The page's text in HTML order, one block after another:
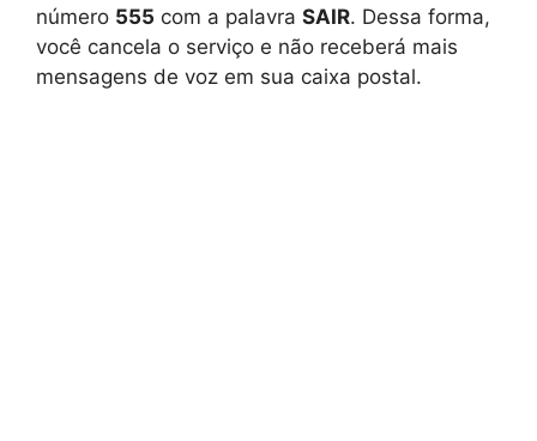
número 555 com a palavra SAIR. Dessa forma,
você cancela o serviço e não receberá mais
mensagens de voz em sua caixa postal.